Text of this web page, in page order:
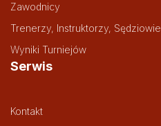
Zawodnicy
Trenerzy, Instruktorzy, Sędziowie
Wyniki Turniejów
Serwis
Kontakt